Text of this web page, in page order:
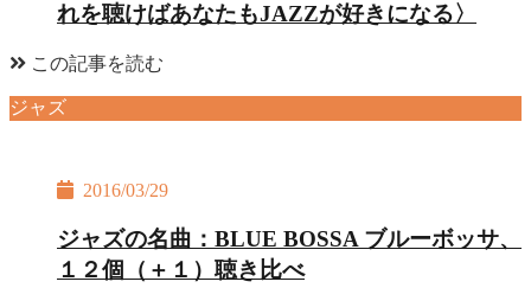
れを聴けばあなたもJAZZが好きになる〉
この記事を読む
ジャズ
2016/03/29
ジャズの名曲：BLUE BOSSA ブルーボッサ、
１２個（＋１）聴き比べ